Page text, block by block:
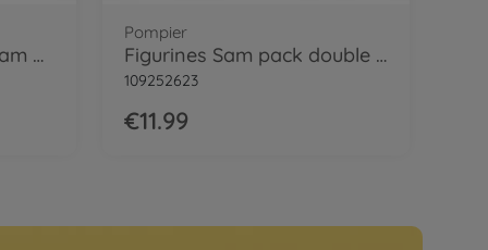
Camion de pompiers Sam Venus 2.0 avec figurine
Pompier
Figurines Sam pack double V, 4-sort.
109252623
€11.99